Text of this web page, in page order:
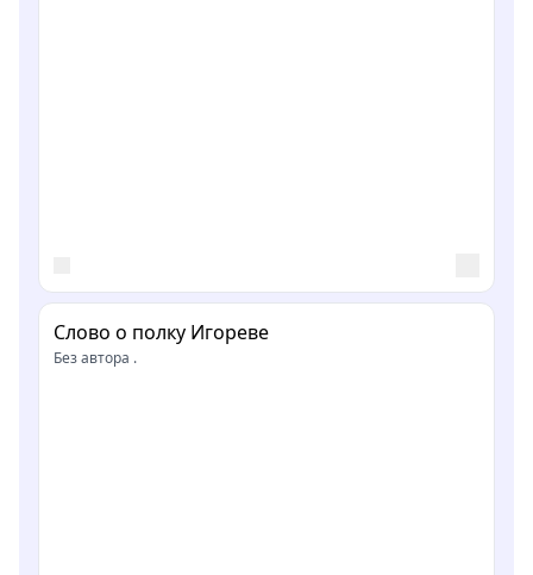
Слово о полку Игореве
Без автора .